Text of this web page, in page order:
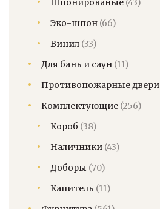
Шпонированые (43)
Эко-шпон (66)
Винил (33)
Для бань и саун (11)
Противопожарные двери
Комплектующие (256)
Короб (38)
Наличники (43)
Доборы (70)
Капитель (11)